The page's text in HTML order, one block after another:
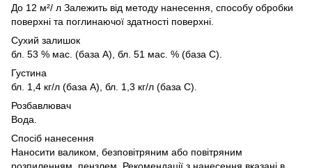
До 12 м²/ л Залежить від методу нанесення, способу обробки
поверхні та поглинаючої здатності поверхні.
Сухий залишок
бл. 53 % мас. (база А), бл. 51 мас. % (база С).
Густина
бл. 1,4 кг/л (база А), бл. 1,3 кг/л (база С).
Розбавлювач
Вода.
Спосіб нанесення
Наносити валиком, безповітряним або повітряним
розпиленням, пензлем. Рекомендації з нанесення вказані в